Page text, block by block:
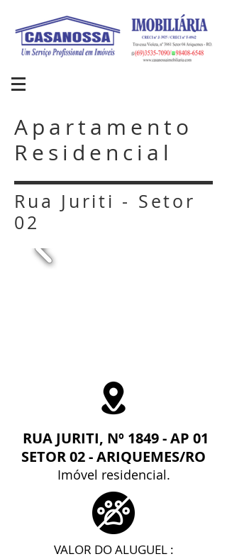
Apartamento
Residencial
Rua Juriti - Setor
02
RUA JURITI, Nº 1849 - AP 01
SETOR 02 - ARIQUEMES/RO
Imóvel residencial.
VALOR DO ALUGUEL :